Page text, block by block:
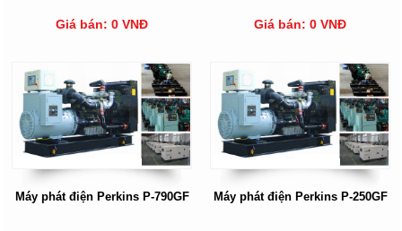
Giá bán: 0 VNĐ Giá bán: 0 VNĐ
Máy phát điện Perkins P-790GF Máy phát điện Perkins P-250GF